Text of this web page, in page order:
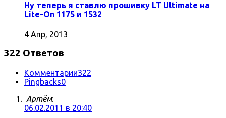
Ну теперь я ставлю прошивку LT Ultimate на
Lite-On 1175 и 1532
4 Апр, 2013
322 Ответов
Комментарии322
Pingbacks0
Артём:
06.02.2011 в 20:40